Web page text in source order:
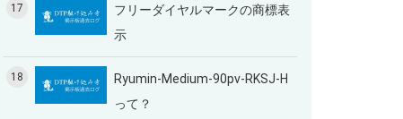
17
フリーダイヤルマークの商標表
示
18
Ryumin-Medium-90pv-RKSJ-H
って？